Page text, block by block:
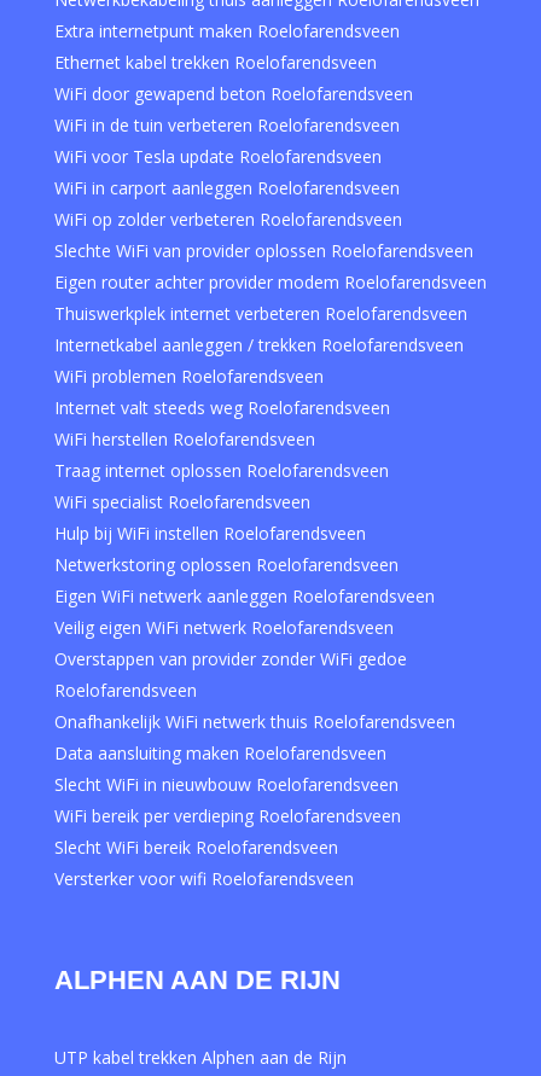
Extra internetpunt maken Roelofarendsveen
Ethernet kabel trekken Roelofarendsveen
WiFi door gewapend beton Roelofarendsveen
WiFi in de tuin verbeteren Roelofarendsveen
WiFi voor Tesla update Roelofarendsveen
WiFi in carport aanleggen Roelofarendsveen
WiFi op zolder verbeteren Roelofarendsveen
Slechte WiFi van provider oplossen Roelofarendsveen
Eigen router achter provider modem Roelofarendsveen
Thuiswerkplek internet verbeteren Roelofarendsveen
Internetkabel aanleggen / trekken Roelofarendsveen
WiFi problemen Roelofarendsveen
Internet valt steeds weg Roelofarendsveen
WiFi herstellen Roelofarendsveen
Traag internet oplossen Roelofarendsveen
WiFi specialist Roelofarendsveen
Hulp bij WiFi instellen Roelofarendsveen
Netwerkstoring oplossen Roelofarendsveen
Eigen WiFi netwerk aanleggen Roelofarendsveen
Veilig eigen WiFi netwerk Roelofarendsveen
Overstappen van provider zonder WiFi gedoe
Roelofarendsveen
Onafhankelijk WiFi netwerk thuis Roelofarendsveen
Data aansluiting maken Roelofarendsveen
Slecht WiFi in nieuwbouw Roelofarendsveen
WiFi bereik per verdieping Roelofarendsveen
Slecht WiFi bereik Roelofarendsveen
Versterker voor wifi Roelofarendsveen
ALPHEN AAN DE RIJN
UTP kabel trekken Alphen aan de Rijn